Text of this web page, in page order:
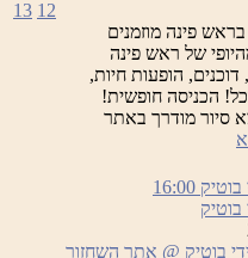
פינה מוזמנים
של ראש פינה
הופעות חיות,
הכניסה חופשית!
18:00 וב19:30 יצא סיור מודרך באתר
בולברד
–
ירידי
בוטיק
12
13
בוטיק 16:00
בוטיק